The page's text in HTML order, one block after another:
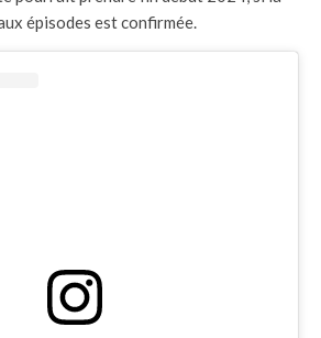
épisodes est confirmée.